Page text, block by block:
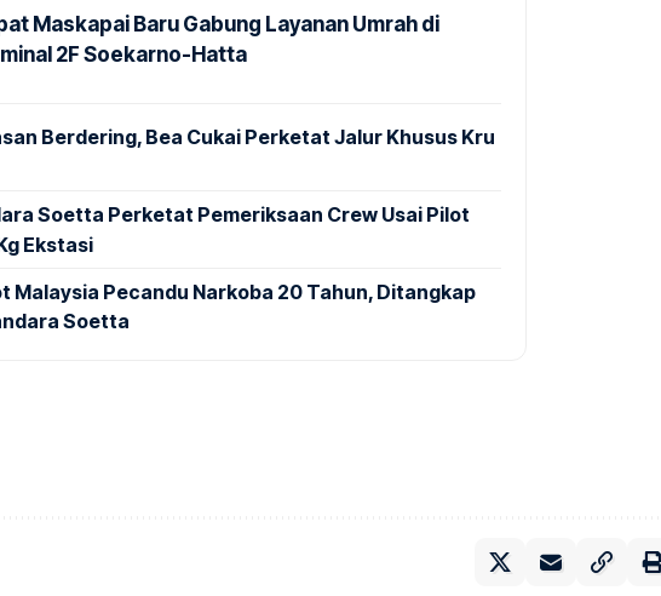
Maskapai Baru Gabung Layanan Umrah di
2F Soekarno-Hatta
Berdering, Bea Cukai Perketat Jalur Khusus Kru
Soetta Perketat Pemeriksaan Crew Usai Pilot
Ekstasi
Malaysia Pecandu Narkoba 20 Tahun, Ditangkap
Soetta